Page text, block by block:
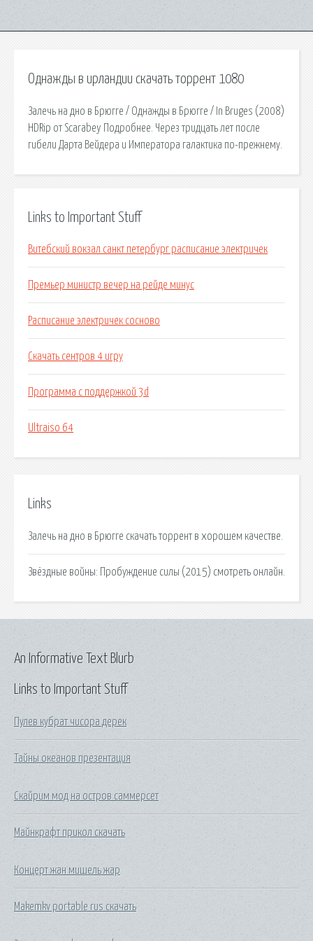
Однажды в ирландии скачать торрент 1080
Залечь на дно в Брюгге / Однажды в Брюгге / In Bruges (2008)
HDRip от Scarabey Подробнее. Через тридцать лет после
гибели Дарта Вейдера и Императора галактика по-прежнему.
Links to Important Stuff
Витебский вокзал санкт петербург расписание электричек
Премьер министр вечер на рейде минус
Расписание электричек сосново
Скачать сентров 4 игру
Программа с поддержкой 3d
Ultraiso 64
Links
Залечь на дно в Брюгге скачать торрент в хорошем качестве.
Звёздные войны: Пробуждение силы (2015) смотреть онлайн.
Links to Important Stuff
Пулев кубрат чисора дерек
Тайны океанов презентация
Скайрим мод на остров саммерсет
Майнкрафт прикол скачать
Концерт жан мишель жар
Makemkv portable rus скачать
An Informative Text Blurb